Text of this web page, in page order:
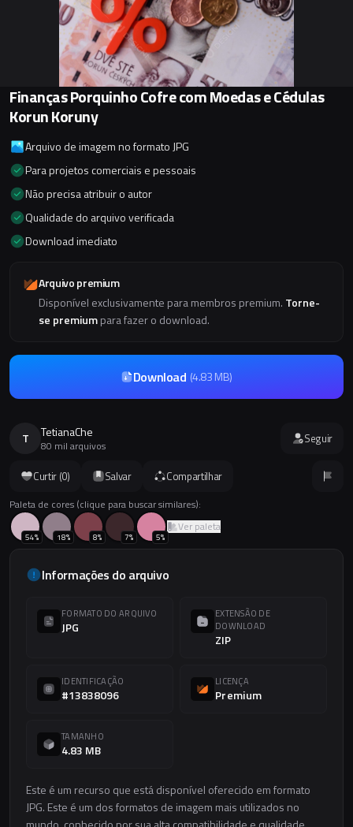
Curtir (0) Salvar Compartilhar
Paleta de cores (clique para buscar similares):
54% 18% 8% 7% 5%
Ver paleta
Informações do arquivo
FORMATO DO ARQUIVO
JPG
EXTENSÃO DE
DOWNLOAD
ZIP
IDENTIFICAÇÃO
#13838096
LICENÇA
Premium
TAMANHO
4.83 MB
Este é um recurso que está disponível oferecido em formato
JPG. Este é um dos formatos de imagem mais utilizados no
Finanças Porquinho Cofre com Moedas e Cédulas
Korun Koruny
Arquivo de imagem no formato JPG
Para projetos comerciais e pessoais
Não precisa atribuir o autor
Qualidade do arquivo verificada
Download imediato
Arquivo premium
Disponível exclusivamente para membros premium. Torne-
se premiumpara fazer o download.
Download (4.83 MB)
T TetianaChe
80 mil arquivos Seguir